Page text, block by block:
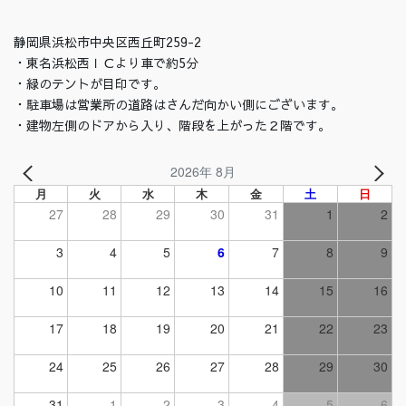
静岡県浜松市中央区西丘町259-2
・東名浜松西ＩＣより車で約5分
・緑のテントが目印です。
・駐車場は営業所の道路はさんだ向かい側にございます。
・建物左側のドアから入り、階段を上がった２階です。
2026年 8月
月 火 水 木 金 土 日
27 28 29 30 31 1 2
3 4 5 6 7 8 9
10 11 12 13 14 15 16
17 18 19 20 21 22 23
24 25 26 27 28 29 30